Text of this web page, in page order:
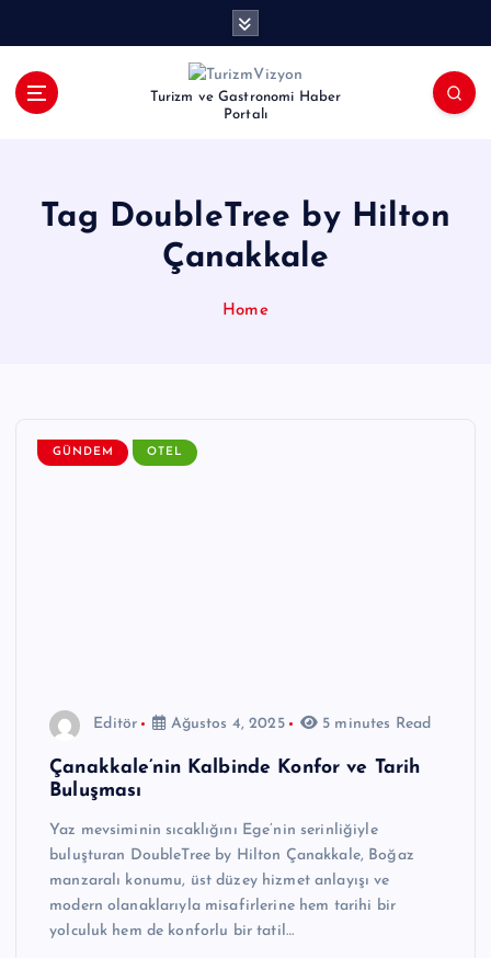
Turizm ve Gastronomi Haber
Portalı
Tag DoubleTree by Hilton
Çanakkale
Home
GÜNDEM OTEL
Editör Ağustos 4, 2025 5 minutes Read
Çanakkale’nin Kalbinde Konfor ve Tarih
Buluşması
Yaz mevsiminin sıcaklığını Ege’nin serinliğiyle
buluşturan DoubleTree by Hilton Çanakkale, Boğaz
manzaralı konumu, üst düzey hizmet anlayışı ve
modern olanaklarıyla misafirlerine hem tarihi bir
yolculuk hem de konforlu bir tatil…